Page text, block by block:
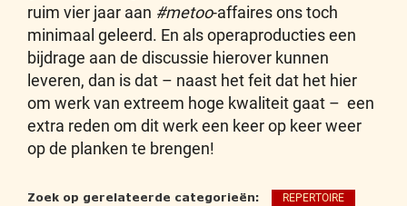
ruim vier jaar aan #metoo-affaires ons toch
minimaal geleerd. En als operaproducties een
bijdrage aan de discussie hierover kunnen
leveren, dan is dat – naast het feit dat het hier
om werk van extreem hoge kwaliteit gaat – een
extra reden om dit werk een keer op keer weer
op de planken te brengen!
Zoek op gerelateerde categorieën: REPERTOIRE